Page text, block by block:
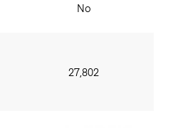
No
27,802